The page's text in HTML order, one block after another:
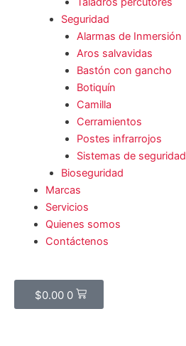
Seguridad
Alarmas de Inmersión
Aros salvavidas
Bastón con gancho
Botiquín
Camilla
Cerramientos
Postes infrarrojos
Sistemas de seguridad
Bioseguridad
Marcas
Servicios
Quienes somos
Contáctenos
$0.00 0
Cart